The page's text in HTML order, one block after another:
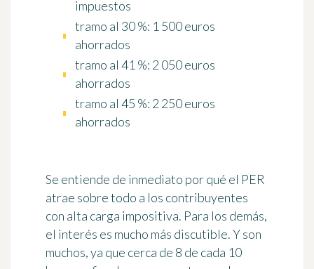
impuestos
tramo al 30 %: 1 500 euros
ahorrados
tramo al 41 %: 2 050 euros
ahorrados
tramo al 45 %: 2 250 euros
ahorrados
Se entiende de inmediato por qué el PER
atrae sobre todo a los contribuyentes
con alta carga impositiva. Para los demás,
el interés es mucho más discutible. Y son
muchos, ya que cerca de 8 de cada 10